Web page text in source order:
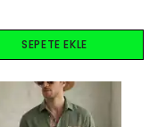
SEPETE EKLE